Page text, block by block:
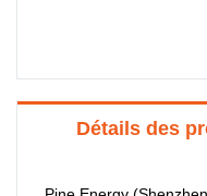
Détails des